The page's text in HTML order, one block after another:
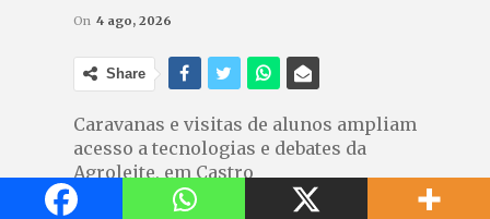
On 4 ago, 2026
Share
Caravanas e visitas de alunos ampliam
acesso a tecnologias e debates da
Agroleite, em Castro